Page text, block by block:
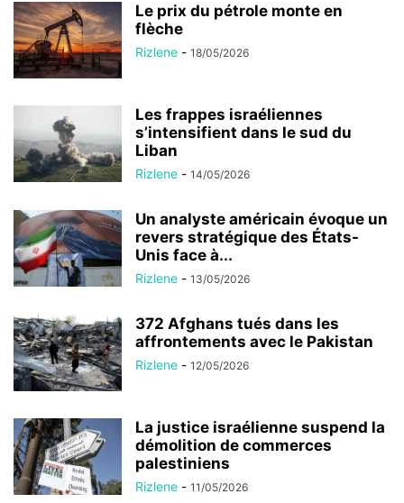
Le prix du pétrole monte en
flèche
Rizlene - 18/05/2026
Les frappes israéliennes
s’intensifient dans le sud du
Liban
Rizlene - 14/05/2026
Un analyste américain évoque un
revers stratégique des États-
Unis face à...
Rizlene - 13/05/2026
372 Afghans tués dans les
affrontements avec le Pakistan
Rizlene - 12/05/2026
La justice israélienne suspend la
démolition de commerces
palestiniens
Rizlene - 11/05/2026